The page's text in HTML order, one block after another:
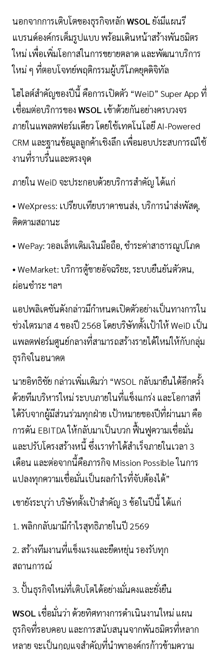
นอกจากการเติบโตของธุรกิจหลัก WSOLยังมีแผนรี
แบรนด์องค์กรเต็มรูปแบบ พร้อมเดินหน้าสร้างพันธมิตร
ใหม่ เพื่อเพิ่มโอกาสในการขยายตลาด และพัฒนาบริการ
ใหม่ ๆ ที่ตอบโจทย์พฤติกรรมผู้บริโภคยุคดิจิทัล
ไฮไลต์สำคัญของปีนี้ คือการเปิดตัว “WeiD” Super App ที่
เชื่อมต่อบริการของ WSOL เข้าด้วยกันอย่างครบวงจร
ภายในแพลตฟอร์มเดียว โดยใช้เทคโนโลยี AI-Powered
CRM และฐานข้อมูลลูกค้าเชิงลึก เพื่อมอบประสบการณ์ใช้
งานที่ราบรื่นและตรงจุด
ภายใน WeiD จะประกอบด้วยบริการสำคัญ ได้แก่
• WeXpress: เปรียบเทียบราคาขนส่ง, บริการนำส่งพัสดุ,
ติดตามสถานะ
• WePay: วอลเล็ทเติมเงินมือถือ, ชำระค่าสาธารณูปโภค
• WeMarket: บริการตู้ขายอัจฉริยะ, ระบบยืนยันตัวตน,
ผ่อนชำระ ฯลฯ
แอปพลิเคชันดังกล่าวมีกำหนดเปิดตัวอย่างเป็นทางการใน
ช่วงไตรมาส 4 ของปี 2568 โดยบริษัทตั้งเป้าให้ WeiD เป็น
แพลตฟอร์มศูนย์กลางที่สามารถสร้างรายได้ใหม่ให้กับกลุ่ม
ธุรกิจในอนาคต
นายอิทธิชัย กล่าวเพิ่มเติมว่า “WSOL กลับมายืนได้อีกครั้ง
ด้วยทีมบริหารใหม่ ระบบภายในที่แข็งแกร่ง และโอกาสที่
ได้รับจากผู้มีส่วนร่วมทุกฝ่าย เป้าหมายของปีที่ผ่านมา คือ
การดัน EBITDA ให้กลับมาเป็นบวก ฟื้นฟูความเชื่อมั่น
และปรับโครงสร้างหนี้ ซึ่งเราทำได้สำเร็จภายในเวลา 3
เดือน และต่อจากนี้คือภารกิจ Mission Possible ในการ
แปลงทุกความเชื่อมั่นเป็นผลกำไรที่จับต้องได้”
เขายังระบุว่า บริษัทตั้งเป้าสำคัญ 3 ข้อในปีนี้ ได้แก่
1. พลิกกลับมามีกำไรสุทธิภายในปี 2569
2. สร้างทีมงานที่แข็งแรงและยืดหยุ่น รองรับทุก
สถานการณ์
3. ปั้นธุรกิจใหม่ที่เติบโตได้อย่างมั่นคงและยั่งยืน
WSOL เชื่อมั่นว่า ด้วยทิศทางการดำเนินงานใหม่ แผน
ธุรกิจที่รอบคอบ และการสนับสนุนจากพันธมิตรที่หลาก
หลาย จะเป็นกุญแจสำคัญที่นำพาองค์กรก้าวข้ามความ